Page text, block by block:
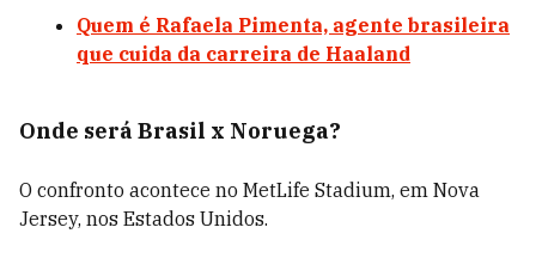
Quem é Rafaela Pimenta, agente brasileira
que cuida da carreira de Haaland
Onde será Brasil x Noruega?
O confronto acontece no MetLife Stadium, em Nova
Jersey, nos Estados Unidos.